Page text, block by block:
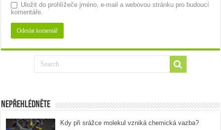
Uložit do prohlížeče jméno, e-mail a webovou stránku pro budoucí
komentáře.
Nepřehlédněte
Kdy při srážce molekul vzniká chemická vazba?